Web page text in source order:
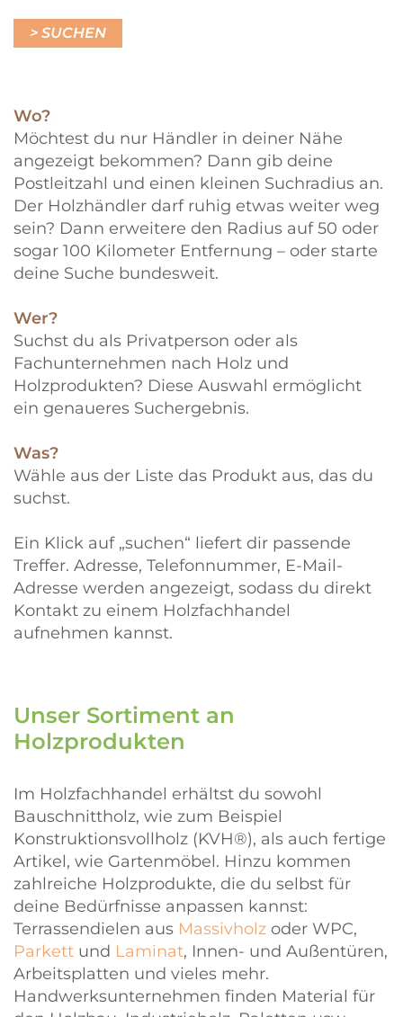
Wo?
Möchtest du nur Händler in deiner Nähe
angezeigt bekommen? Dann gib deine
Postleitzahl und einen kleinen Suchradius an.
Der Holzhändler darf ruhig etwas weiter weg
sein? Dann erweitere den Radius auf 50 oder
sogar 100 Kilometer Entfernung – oder starte
deine Suche bundesweit.
Wer?
Suchst du als Privatperson oder als
Fachunternehmen nach Holz und
Holzprodukten? Diese Auswahl ermöglicht
ein genaueres Suchergebnis.
Was?
Wähle aus der Liste das Produkt aus, das du
suchst.
Ein Klick auf „suchen“ liefert dir passende
Treffer. Adresse, Telefonnummer, E-Mail-
Adresse werden angezeigt, sodass du direkt
Kontakt zu einem Holzfachhandel
aufnehmen kannst.
Unser Sortiment an
Holzprodukten
Im Holzfachhandel erhältst du sowohl
Bauschnittholz, wie zum Beispiel
Konstruktionsvollholz (KVH®), als auch fertige
Artikel, wie Gartenmöbel. Hinzu kommen
zahlreiche Holzprodukte, die du selbst für
deine Bedürfnisse anpassen kannst:
Terrassendielen aus Massivholz oder WPC,
Parkett und Laminat, Innen- und Außentüren,
Arbeitsplatten und vieles mehr.
Handwerksunternehmen finden Material für